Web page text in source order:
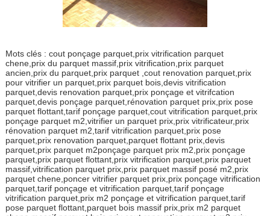
Mots clés : cout ponçage parquet,prix vitrification parquet
chene,prix du parquet massif,prix vitrification,prix parquet
ancien,prix du parquet,prix parquet ,cout renovation parquet,prix
pour vitrifier un parquet,prix parquet bois,devis vitrification
parquet,devis renovation parquet,prix ponçage et vitrifcation
parquet,devis ponçage parquet,rénovation parquet prix,prix pose
parquet flottant,tarif ponçage parquet,cout vitrification parquet,prix
ponçage parquet m2,vitrifier un parquet prix,prix vitrificateur,prix
rénovation parquet m2,tarif vitrification parquet,prix pose
parquet,prix renovation parquet,parquet flottant prix,devis
parquet,prix parquet m2ponçage parquet prix m2,prix ponçage
parquet,prix parquet flottant,prix vitrification parquet,prix parquet
massif,vitrification parquet prix,prix parquet massif posé m2,prix
parquet chene,poncer vitrifier parquet prix,prix ponçage vitrification
parquet,tarif ponçage et vitrification parquet,tarif ponçage
vitrification parquet,prix m2 ponçage et vitrification parquet,tarif
pose parquet flottant,parquet bois massif prix,prix m2 parquet